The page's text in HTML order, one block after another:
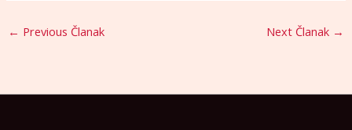
← Previous Članak Next Članak →